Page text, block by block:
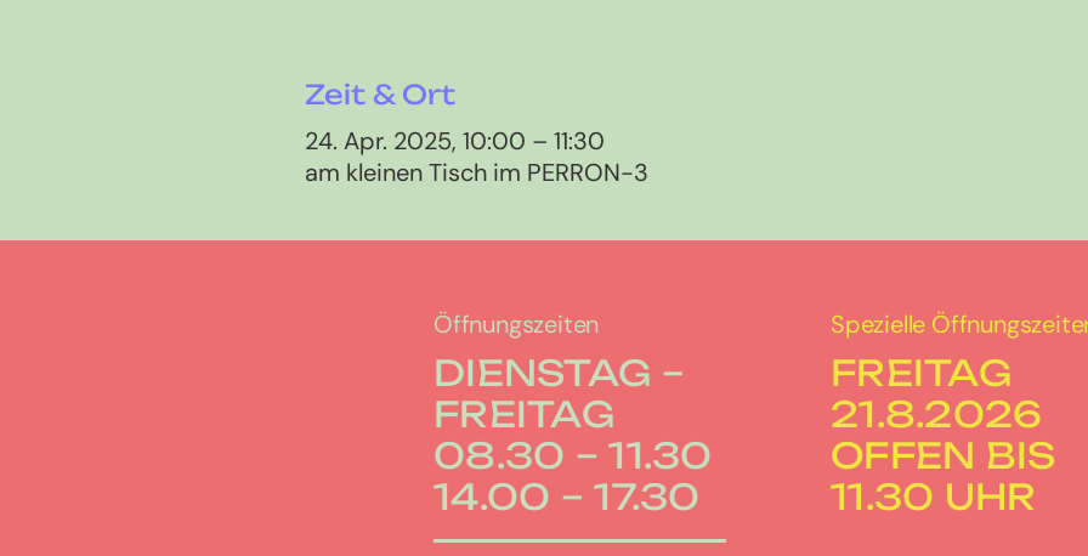
Zeit & Ort
24. Apr. 2025, 10:00 – 11:30
am kleinen Tisch im PERRON-3
Öffnungszeiten Spezielle
DIENSTAG –
FREITAG
08.30 – 11.30
14.00 – 17.30
FREITAG
21.8.2026
OFFEN BIS
11.30 UHR